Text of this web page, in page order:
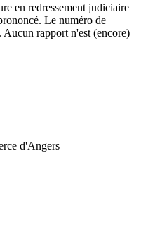
en redressement judiciaire
Le numéro de
Aucun rapport n'est (encore)
d'Angers